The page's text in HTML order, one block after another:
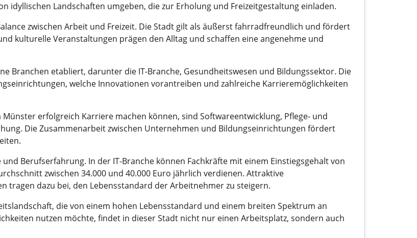
idyllischen Landschaften umgeben, die zur Erholung und Freizeitgestaltung einladen.
zwischen Arbeit und Freizeit. Die Stadt gilt als äußerst fahrradfreundlich und fördert
kulturelle Veranstaltungen prägen den Alltag und schaffen eine angenehme und
Branchen etabliert, darunter die IT-Branche, Gesundheitswesen und Bildungssektor. Die
welche Innovationen vorantreiben und zahlreiche Karrieremöglichkeiten
erfolgreich Karriere machen können, sind Softwareentwicklung, Pflege- und
Die Zusammenarbeit zwischen Unternehmen und Bildungseinrichtungen fördert
Berufserfahrung. In der IT-Branche können Fachkräfte mit einem Einstiegsgehalt von
zwischen 34.000 und 40.000 Euro jährlich verdienen. Attraktive
tragen dazu bei, den Lebensstandard der Arbeitnehmer zu steigern.
die von einem hohen Lebensstandard und einem breiten Spektrum an
nutzen möchte, findet in dieser Stadt nicht nur einen Arbeitsplatz, sondern auch